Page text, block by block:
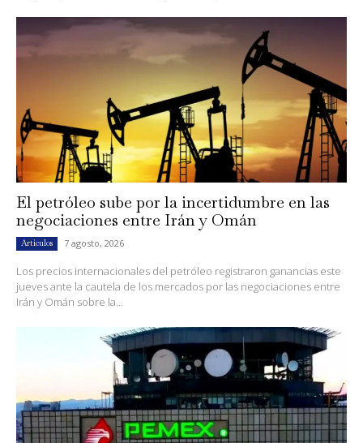
El petróleo sube por la incertidumbre en las
negociaciones entre Irán y Omán
Artículos 7 agosto, 2026
Los precios internacionales del petróleo registraron ganancias este
jueves ante la cautela de los mercados por las negociaciones entre
Irán y Omán sobre la...